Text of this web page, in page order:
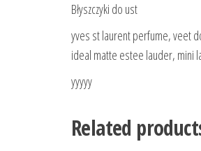
Błyszczyki do ust
yves st laurent perfume, veet
ideal matte estee lauder, mini
yyyyy
Related